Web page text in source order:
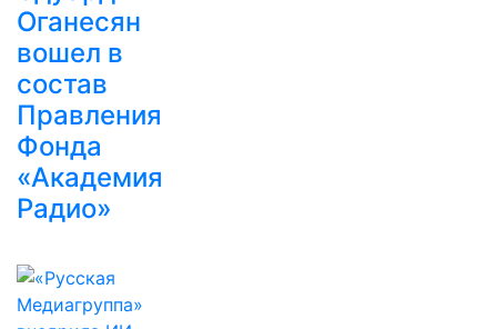
Оганесян
вошел в
состав
Правления
Фонда
«Академия
Радио»